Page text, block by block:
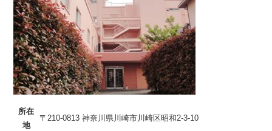
所在
地
〒210-0813 神奈川県川崎市川崎区昭和2-3-10